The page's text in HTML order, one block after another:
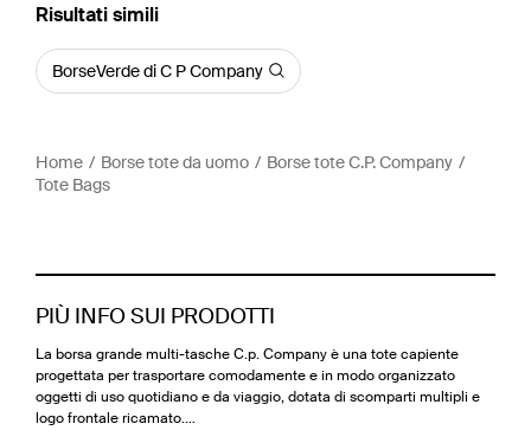
Risultati simili
BorseVerde di C P Company
Home Borse tote da uomo
Borse tote C.P. Company
Tote Bags
PIÙ INFO SUI PRODOTTI
La borsa grande multi-tasche C.p. Company è una tote capiente
progettata per trasportare comodamente e in modo organizzato
oggetti di uso quotidiano e da viaggio, dotata di scomparti multipli e
logo frontale ricamato.…